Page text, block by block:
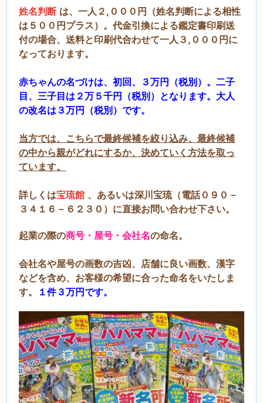
姓名判断 は、一人２,０００円（姓名判断による相性
は５００円プラス）。代金引換による鑑定書印刷送
付の場合、送料と印刷代合わせて一人３,０００円に
なっております。
赤ちゃんの名づけは、初回、３万円（税別）。二子
目、三子目は２万５千円（税別）となります。大人
の改名は３万円（税別）です。
当方では、こちらで最終候補を絞り込み、最終候補
の中から親がどれにするか、決めていく方法を取っ
ています。
詳しくは宝琉館 、あるいは深川宝琉（電話０９０－
３４１６－６２３０）に直接お問い合わせ下さい。
起業の際の商号・屋号・会社名の命名。
会社名や屋号の画数の吉凶、店舗に良い画数、漢字
などを含め、お客様の希望に合った命名をいたしま
す。
１件３万円です。